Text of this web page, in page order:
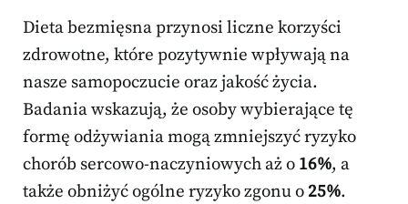
Dieta bezmięsna przynosi liczne korzyści
zdrowotne, które pozytywnie wpływają na
nasze samopoczucie oraz jakość życia.
Badania wskazują, że osoby wybierające tę
formę odżywiania mogą zmniejszyć ryzyko
chorób sercowo-naczyniowych aż o 16%, a
także obniżyć ogólne ryzyko zgonu o 25%.